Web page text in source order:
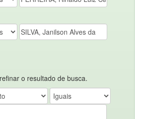
o resultado de busca.